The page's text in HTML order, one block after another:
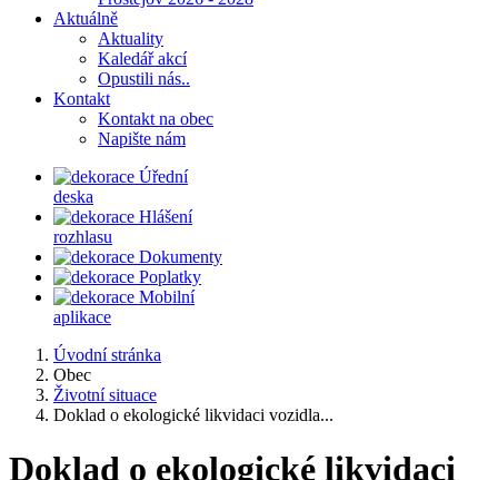
Aktuálně
Aktuality
Kaledář akcí
Opustili nás..
Kontakt
Kontakt na obec
Napište nám
Úřední
deska
Hlášení
rozhlasu
Dokumenty
Poplatky
Mobilní
aplikace
Úvodní stránka
Obec
Životní situace
Doklad o ekologické likvidaci vozidla...
Doklad o ekologické likvidaci